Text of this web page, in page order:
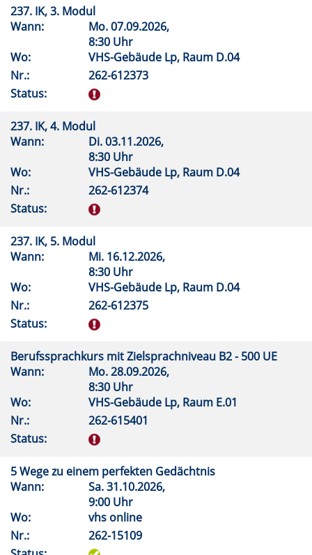
237. IK, 3. Modul
Wann:
Mo.07.09.2026,
8:30 Uhr
Wo:
VHS-Gebäude Lp, Raum D.04
Nr.:
262-612373
Status:
237. IK, 4. Modul
Wann:
Di.03.11.2026,
8:30 Uhr
Wo:
VHS-Gebäude Lp, Raum D.04
Nr.:
262-612374
Status:
237. IK, 5. Modul
Wann:
Mi. 16.12.2026,
8:30 Uhr
Wo:
VHS-Gebäude Lp, Raum D.04
Nr.:
262-612375
Status:
Berufssprachkurs mit Zielsprachniveau B2 - 500 UE
Wann:
Mo.28.09.2026,
8:30 Uhr
Wo:
VHS-Gebäude Lp, Raum E.01
Nr.:
262-615401
Status:
5 Wege zu einem perfekten Gedächtnis
Wann:
Sa.31.10.2026,
9:00 Uhr
Wo:
vhs online
Nr.:
262-15109